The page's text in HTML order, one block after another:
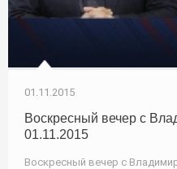
01.11.2015
Воскресный вечер с
01.11.2015
Воскресный вечер с